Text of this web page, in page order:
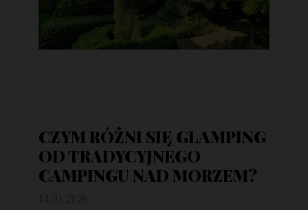
CZYM RÓŻNI SIĘ GLAMPING
OD TRADYCYJNEGO
CAMPINGU NAD MORZEM?